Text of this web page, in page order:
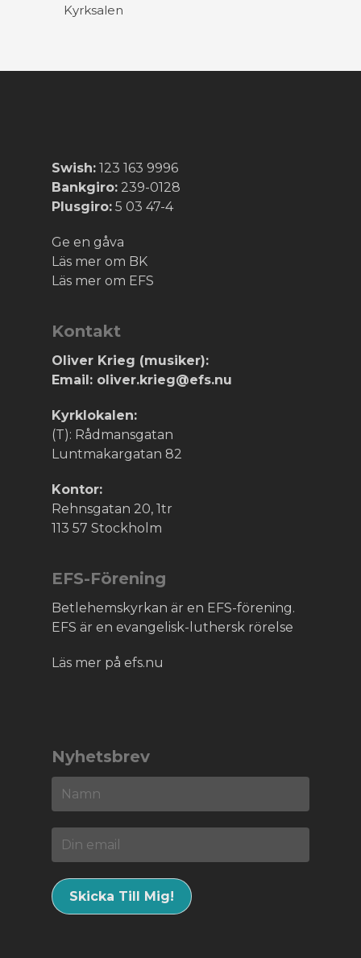
Kyrksalen
Swish: 123 163 9996
Bankgiro: 239-0128
Plusgiro: 5 03 47-4
Ge en gåva
Läs mer om BK
Läs mer om EFS
Kontakt
Oliver Krieg (musiker):
Email: oliver.krieg@efs.nu
Kyrklokalen:
(T): Rådmansgatan
Luntmakargatan 82
Kontor:
Rehnsgatan 20, 1tr
113 57 Stockholm
EFS-Förening
Betlehemskyrkan är en EFS-förening.
EFS är en evangelisk-luthersk rörelse
Läs mer på efs.nu
Nyhetsbrev